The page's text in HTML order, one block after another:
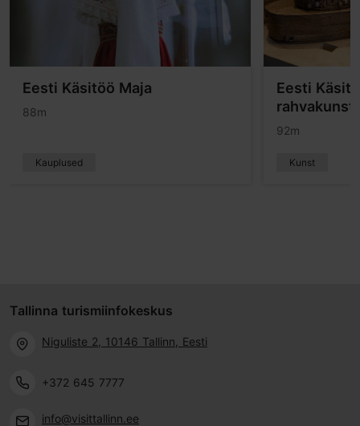
Eesti Käsitöö Maja
88m
Kauplused
Eesti
92m
Kunst
Tallinna turismiinfokeskus
Niguliste 2, 10146 Tallinn, Eesti
+372 645 7777
info@visittallinn.ee